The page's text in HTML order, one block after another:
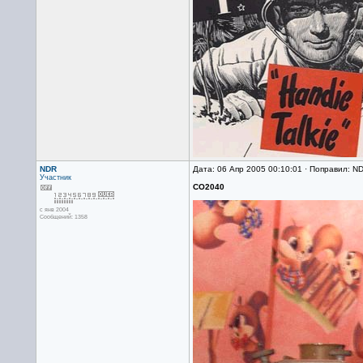
NDR
Участник
с янв 2004
Сообщений: 1358
Дата: 06 Апр 2005 00:10:01 · Поправил:
CO2040